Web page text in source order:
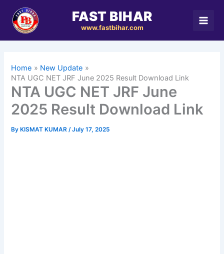
content
FAST BIHAR
www.fastbihar.com
Home
New Update
NTA UGC NET JRF June 2025 Result Download Link
NTA UGC NET JRF June
2025 Result Download Link
By KISMAT KUMAR/July 17, 2025